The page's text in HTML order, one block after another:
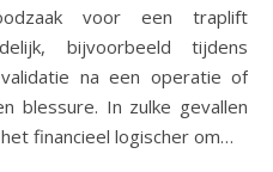
voor een traplift
bijvoorbeeld tijdens
na een operatie of
blessure. In zulke gevallen
financieel logischer om…